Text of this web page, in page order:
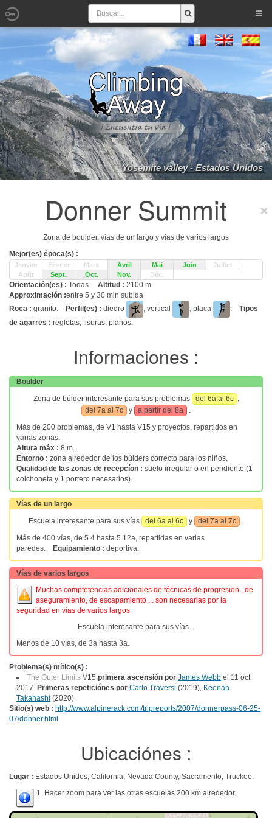
Yosemite valley - Estados Unidos
Donner Summit
Zona de boulder, vías de un largo y vías de varios largos
Mejor(es) época(s) :
Janvier Février Mars Avril Mai Juin
Juillet
Août
Sept. Oct. Nov. Déc.
Orientación(es) : Todas Altitud : 2100 m
Approximación :entre 5 y 30 min subida
Roca : granito. Perfil(es) : diedro , vertical , placa . Tipos
de agarres : regletas, fisuras, planos.
Informaciones :
Boulder
Zona de búlder interesante para sus problemas
del 6a al 6c ,
del 7a al 7c
y a partir del 8a
.
Más de 200 problemas, de V1 hasta V15 y proyectos, repartidos en
varias zonas.
Altura máx : 8 m.
Entorno : zona alrededor de los búlders correcto para los niños.
Qualidad de las zonas de recepcíon : suelo irregular o en pendiente (1
colchoneta y 1 portero necesarios).
Vías de un largo
Escuela interesante para sus vías
del 6a al 6c y del 7a al 7c
.
Más de 400 vías, de 5.4 hasta 5.12a, repartidas en varias
paredes.
Equipamiento : deportiva.
Vías de varios largos
Muchas comptetencias adicionales de técnicas de progresion , de
aseguramiento, de escapamiento ... son necesarias por la
seguridad en vías de varios largos.
Escuela interesante para sus vías .
Menos de 10 vías, de 3a hasta 3a.
Problema(s) mítico(s) :
The Outer Limits V15 primera ascensión por James Webb el 11 oct
2017. Primeras repeticiónes por Carlo Traversi (2019), Keenan
Takahashi (2020)
Sitio(s) web : http://www.alpinerack.com/tripreports/2007/donnerpass-06-25-
07/donner.html
Ubicaciónes :
Lugar : Estados Unidos, California, Nevada County, Sacramento, Truckee.
1. Hacer zoom para ver las otras escuelas 200 km alrededor.